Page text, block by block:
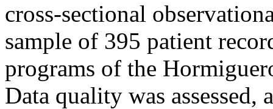
cross-sectional
sample of 395 patient
programs of the
Data quality was